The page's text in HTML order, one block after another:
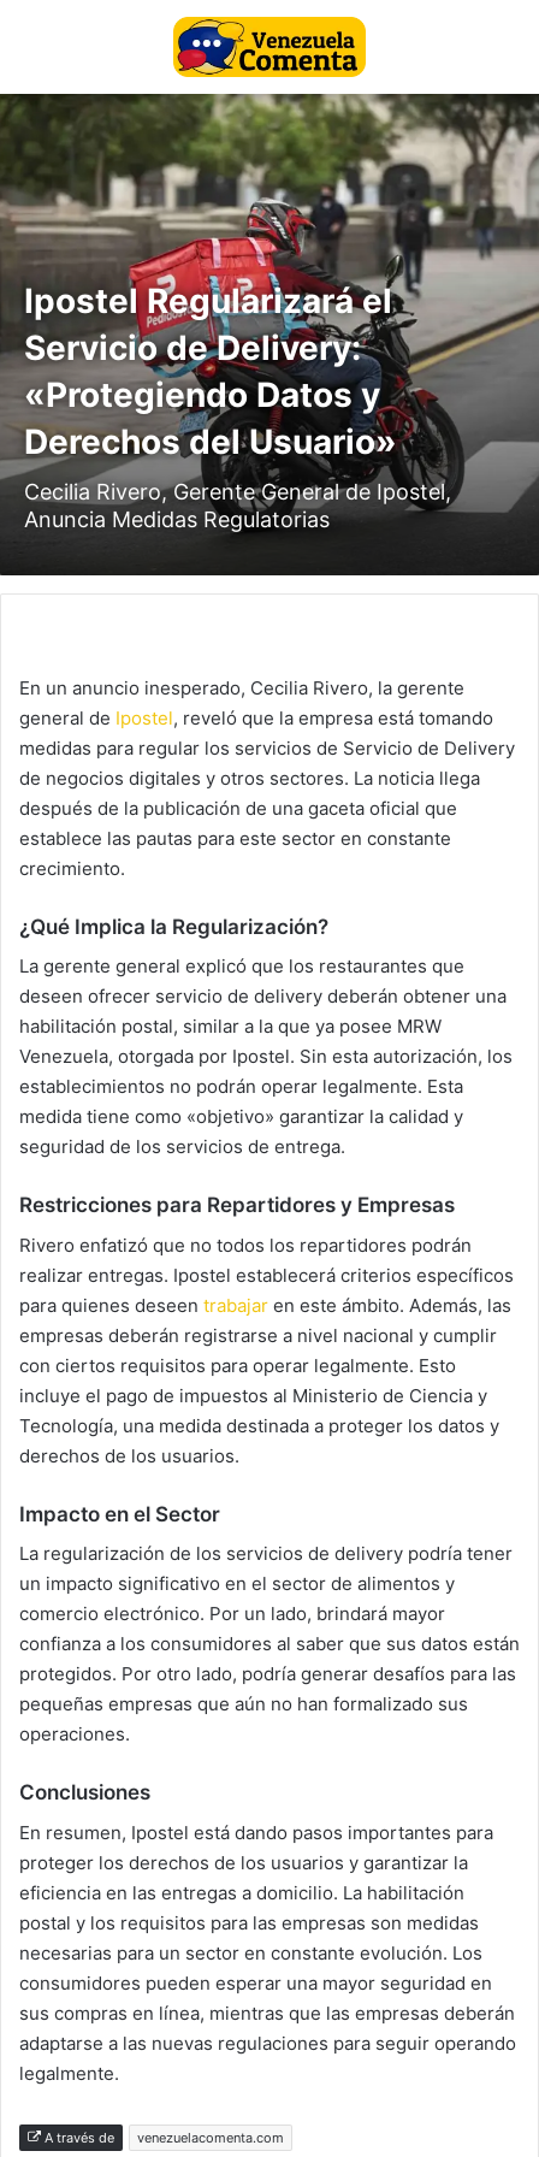
Ipostel Regularizará el
Servicio de Delivery:
«Protegiendo Datos y
Derechos del Usuario»
Cecilia Rivero, Gerente General de Ipostel,
Anuncia Medidas Regulatorias
En un anuncio inesperado, Cecilia Rivero, la gerente
general de Ipostel, reveló que la empresa está tomando
medidas para regular los servicios de Servicio de Delivery
de negocios digitales y otros sectores. La noticia llega
después de la publicación de una gaceta oficial que
establece las pautas para este sector en constante
crecimiento.
¿Qué Implica la Regularización?
La gerente general explicó que los restaurantes que
deseen ofrecer servicio de delivery deberán obtener una
habilitación postal, similar a la que ya posee MRW
Venezuela, otorgada por Ipostel. Sin esta autorización, los
establecimientos no podrán operar legalmente. Esta
medida tiene como «objetivo» garantizar la calidad y
seguridad de los servicios de entrega.
Restricciones para Repartidores y Empresas
Rivero enfatizó que no todos los repartidores podrán
realizar entregas. Ipostel establecerá criterios específicos
para quienes deseen trabajar en este ámbito. Además, las
empresas deberán registrarse a nivel nacional y cumplir
con ciertos requisitos para operar legalmente. Esto
incluye el pago de impuestos al Ministerio de Ciencia y
Tecnología, una medida destinada a proteger los datos y
derechos de los usuarios.
Impacto en el Sector
La regularización de los servicios de delivery podría tener
un impacto significativo en el sector de alimentos y
comercio electrónico. Por un lado, brindará mayor
confianza a los consumidores al saber que sus datos están
protegidos. Por otro lado, podría generar desafíos para las
pequeñas empresas que aún no han formalizado sus
operaciones.
Conclusiones
En resumen, Ipostel está dando pasos importantes para
proteger los derechos de los usuarios y garantizar la
eficiencia en las entregas a domicilio. La habilitación
postal y los requisitos para las empresas son medidas
necesarias para un sector en constante evolución. Los
consumidores pueden esperar una mayor seguridad en
sus compras en línea, mientras que las empresas deberán
adaptarse a las nuevas regulaciones para seguir operando
legalmente.
A través de venezuelacomenta.com